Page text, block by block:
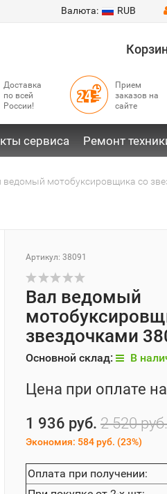
Валюта: RUB
Доставка
по всей
России!
Прием
заказов на
сайте
сервиса Ремонт
ведомый мотобуксировщика со
Артикул: 38091
Вал ведомый
звездочками
Основной склад: В
Цена при оплате
1 936 руб. 2 520 руб.
Экономия: 584 руб. (23%)
Оплата при получении: